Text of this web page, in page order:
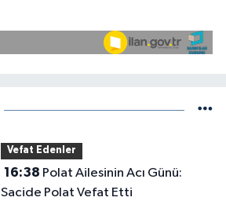
Vefat Edenler
16:38
Sacide Polat Vefat Etti